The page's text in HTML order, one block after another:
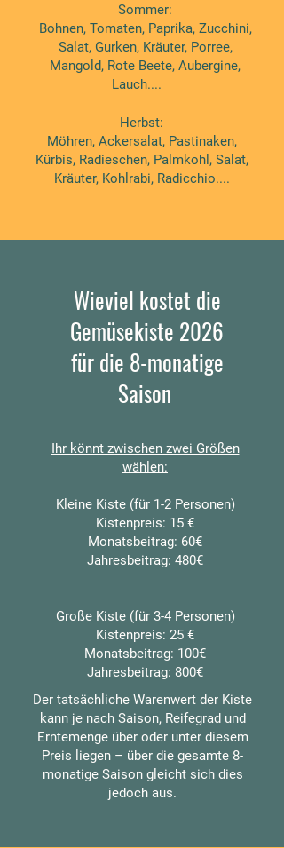
Sommer:
Bohnen, Tomaten, Paprika, Zucchini,
Salat, Gurken, Kräuter, Porree,
Mangold, Rote Beete, Aubergine,
Lauch....
Herbst:
Möhren, Ackersalat, Pastinaken,
Kürbis, Radieschen, Palmkohl, Salat,
Kräuter, Kohlrabi, Radicchio....
Wieviel kostet die
Gemüsekiste 2026
für die 8-monatige
Saison
Ihr könnt zwischen zwei Größen
wählen:
Kleine Kiste (für 1-2 Personen)
Kistenpreis: 15 €
Monatsbeitrag: 60€
Jahresbeitrag: 480€
Große Kiste (für 3-4 Personen)
Kistenpreis: 25 €
Monatsbeitrag: 100€
Jahresbeitrag: 800€
Der tatsächliche Warenwert der Kiste
kann je nach Saison, Reifegrad und
Erntemenge über oder unter diesem
Preis liegen – über die gesamte 8-
monatige Saison gleicht sich dies
jedoch aus.